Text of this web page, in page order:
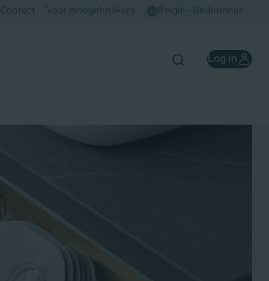
Contact Voor eindgebruikers​ België - Nederlands
Log in